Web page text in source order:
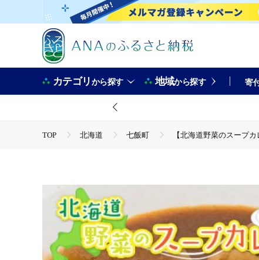
カテゴリから探す 地域から探す 寄
TOP 北海道 七飯町 【北海道野菜のスープ